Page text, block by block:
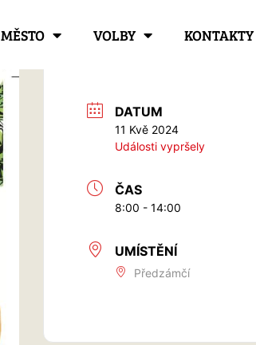
MĚSTO VOLBY KONTAKTY
DATUM
11 Kvě 2024
Události vypršely
ČAS
8:00 - 14:00
UMÍSTĚNÍ
Předzámčí